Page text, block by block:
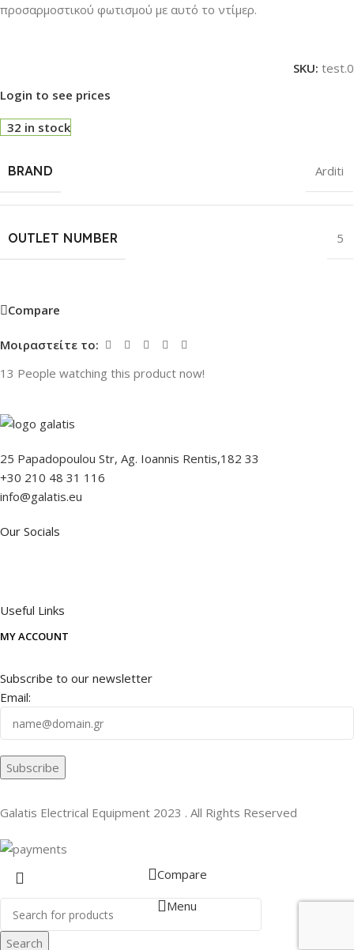
προσαρμοστικού φωτισμού με αυτό το ντίμερ.
SKU: test.0
Login to see prices
32 in stock
BRAND Arditi
OUTLET NUMBER 5
Compare
Μοιραστείτε το:
13 People watching this product now!
25 Papadopoulou Str, Ag. Ioannis Rentis,182 33
+30 210 48 31 116
info@galatis.eu
Our Socials
Useful Links
MY ACCOUNT
Subscribe to our newsletter
Email:
Galatis Electrical Equipment 2023 . All Rights Reserved
Search
Compare
Menu